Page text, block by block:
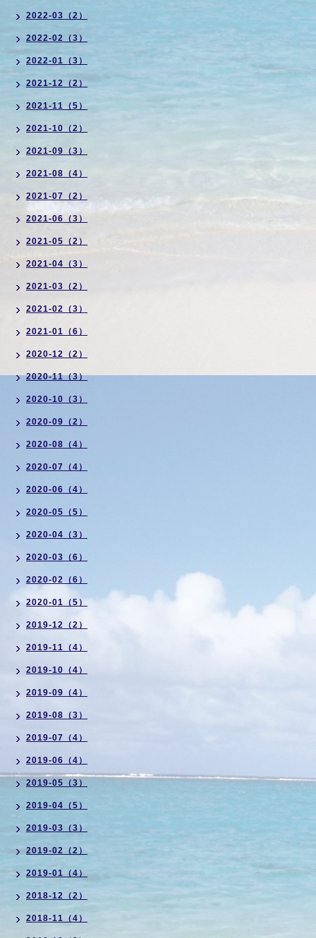
2022-03（2）
2022-02（3）
2022-01（3）
2021-12（2）
2021-11（5）
2021-10（2）
2021-09（3）
2021-08（4）
2021-07（2）
2021-06（3）
2021-05（2）
2021-04（3）
2021-03（2）
2021-02（3）
2021-01（6）
2020-12（2）
2020-11（3）
2020-10（3）
2020-09（2）
2020-08（4）
2020-07（4）
2020-06（4）
2020-05（5）
2020-04（3）
2020-03（6）
2020-02（6）
2020-01（5）
2019-12（2）
2019-11（4）
2019-10（4）
2019-09（4）
2019-08（3）
2019-07（4）
2019-06（4）
2019-05（3）
2019-04（5）
2019-03（3）
2019-02（2）
2019-01（4）
2018-12（2）
2018-11（4）